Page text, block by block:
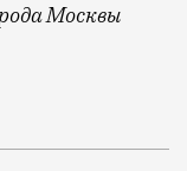
Москвы
День